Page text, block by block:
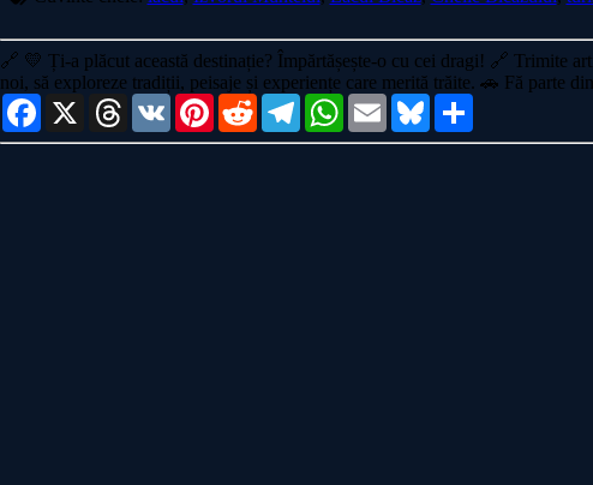
🔗 💛 Ți-a plăcut această destinație? Împărtășește-o cu cei dragi! 🔗 Trimite
noi, să exploreze tradiții, peisaje și experiențe care merită trăite. 🚗 Fă parte
Facebook
X ThreadsVK PinterestRedditTelegramWhatsApp
Email Bluesky